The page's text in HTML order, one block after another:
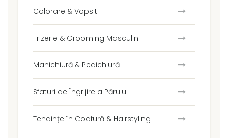
Colorare & Vopsit
Frizerie & Grooming Masculin
Manichiură & Pedichiură
Sfaturi de Îngrijire a Părului
Tendințe în Coafură & Hairstyling